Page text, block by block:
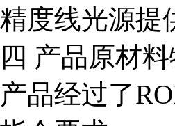
精度线光源提
四 产品原材料
产品经过了